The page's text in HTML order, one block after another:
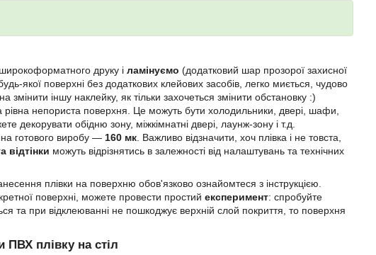
друку і ламінуємо (додатковий шар прозорої захисної
якої поверхні без додаткових клейових засобів, легко миється, чудово
змінити іншу наклейку, як тільки захочеться змінити обстановку :)
рівна непориста поверхня. Це можуть бути холодильники, двері, шафи,
декорувати обідню зону, міжкімнатні двері, лаунж-зону і т.д.
готового виробу — 160 мк . Важливо відзначити, хоч плівка і не товста,
відтінки можуть відрізнятись в залежності від налаштувань та технічних
плівки на поверхню обов'язково ознайомтеся з інструкцією.
поверхні, можете провести простий експеримент: спробуйте
та при відклеюванні не пошкоджує верхній слой покриття, то поверхня
ПВХ плівку на стіл